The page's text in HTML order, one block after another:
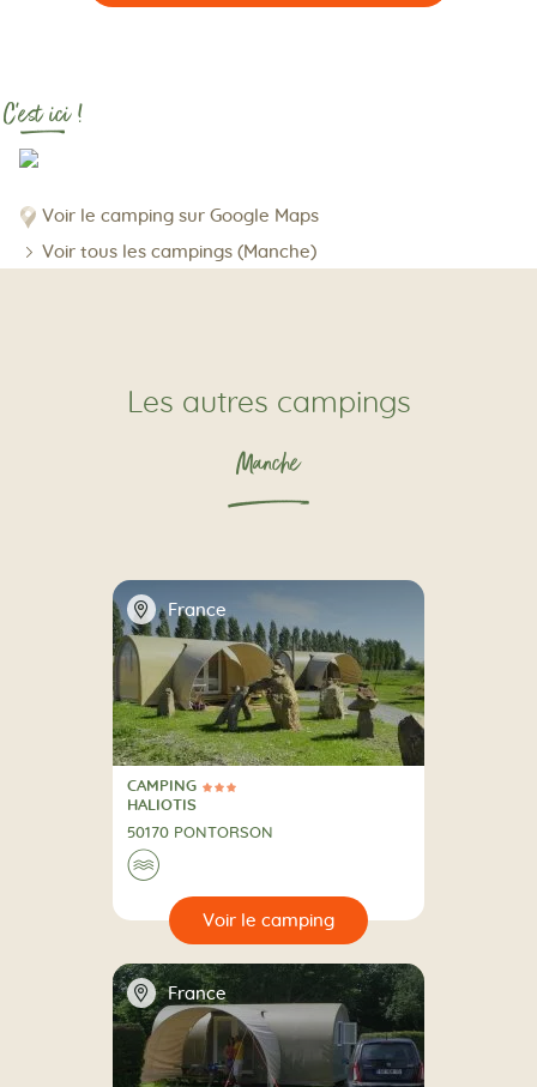
C'est ici !
Voir le camping sur Google Maps
Voir tous les campings (Manche)
Les autres campings
Manche
📍 France
3 Étoiles
CAMPING
CAMPING
HALIOTIS
50170 PONTORSON
Au bord de l'eau
🌊
📍 France